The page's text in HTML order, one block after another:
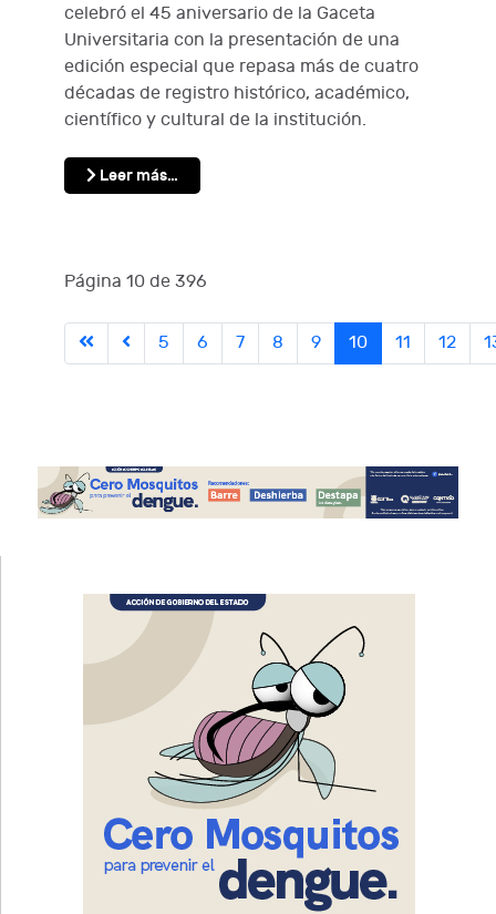
celebró el 45 aniversario de la Gaceta
Universitaria con la presentación de una
edición especial que repasa más de cuatro
décadas de registro histórico, académico,
científico y cultural de la institución.
Leer más…
Página 10 de 396
5 6 7 8 9 10 11 12